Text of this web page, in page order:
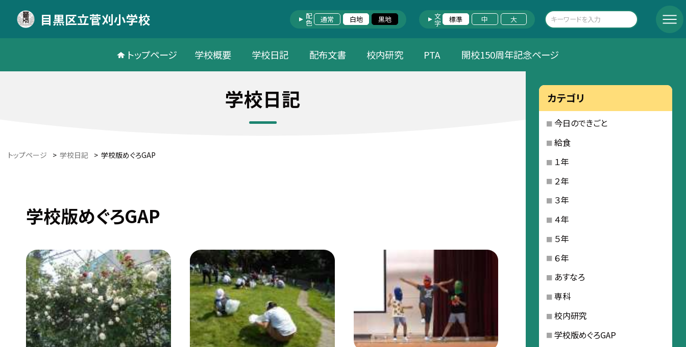
目黒区立菅刈小学校 配色 通常 白地 黒地 文字 標準 中 大
トップページ 学校概要 学校日記 配布文書 校内研究 PTA 開校150周年記念ページ
学校日記
トップページ > 学校日記 > 学校版めぐろGAP
学校版めぐろGAP
カテゴリ
今日のできごと
給食
１年
２年
３年
４年
５年
６年
あすなろ
専科
校内研究
学校版めぐろGAP